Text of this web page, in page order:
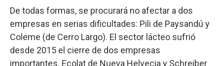
De todas formas, se procurará no afectar a dos
empresas en serias dificultades: Pili de Paysandú y
Coleme (de Cerro Largo). El sector lácteo sufrió
desde 2015 el cierre de dos empresas
importantes. Ecolat de Nueva Helvecia y Schreiber